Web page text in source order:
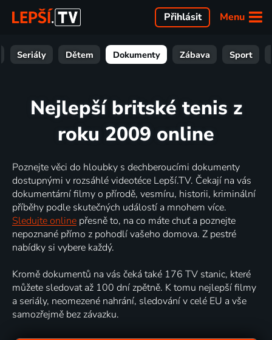
Menu
Přihlásit
Seriály Dětem Dokumenty Zábava Sport
Nejlepší britské tenis z
roku 2009 online
Poznejte věci do hloubky s dechberoucími dokumenty
dostupnými v rozsáhlé videotéce Lepší.TV. Čekají na vás
dokumentární filmy o přírodě, vesmíru, historii, kriminální
příběhy podle skutečných událostí a mnohem více.
Sledujte online přesně to, na co máte chuť a poznejte
nepoznané přímo z pohodlí vašeho domova. Z pestré
nabídky si vybere každý.
Kromě dokumentů na vás čeká také 176 TV stanic, které
můžete sledovat až 100 dní zpětně. K tomu nejlepší filmy
a seriály, neomezené nahrání, sledování v celé EU a vše
samozřejmě bez závazku.